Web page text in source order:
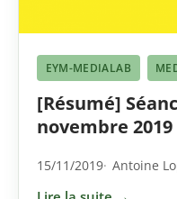
EYM-MEDIALAB
[Résumé]
novembre 2019
15/11/2019 Antoine